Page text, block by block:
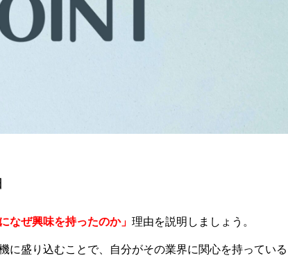
なぜ興味を持ったのか」 理由を説明しましょう。
に盛り込むことで、自分がその業界に関心を持っている